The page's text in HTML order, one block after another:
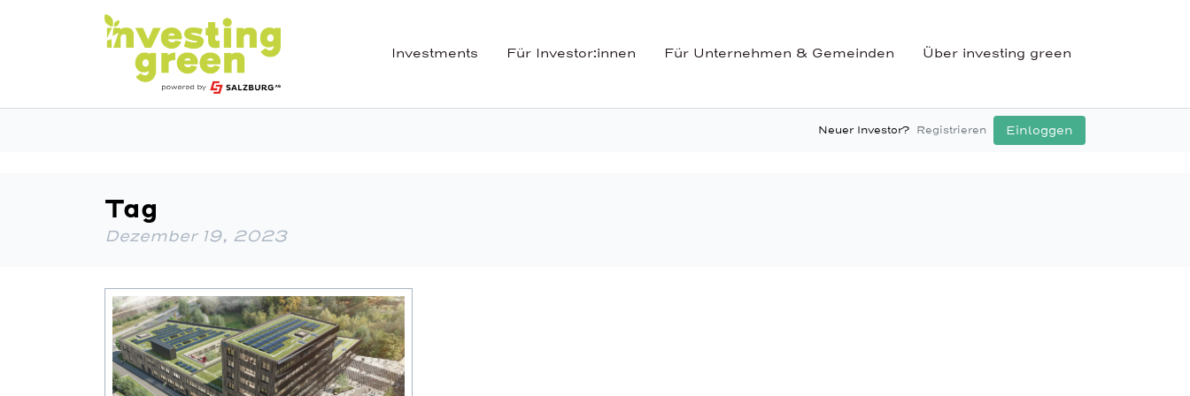
Investments Für Investor:innen Für Unternehmen & Gemeinden Über investing green
Neuer Investor? Registrieren Einloggen
Tag
Dezember 19, 2023